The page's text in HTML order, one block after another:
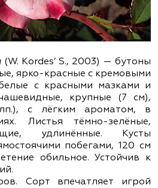
(W. Kordes’ S., 2003) — бутоны
ярко-красные с кремовыми
с красными мазками и
крупные (7 см),
с лёгким ароматом, в
Листья тёмно-зелёные,
удлинённые. Кусты
побегами, 120 см
обильное. Устойчив к
Сорт впечатляет игрой